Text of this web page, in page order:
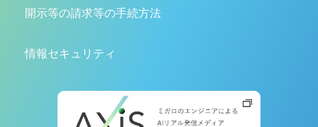
開示等の請求等の手続方法
情報セキュリティ